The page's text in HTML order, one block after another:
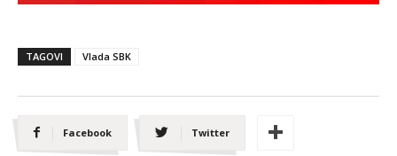
TAGOVI Vlada SBK
Facebook Twitter